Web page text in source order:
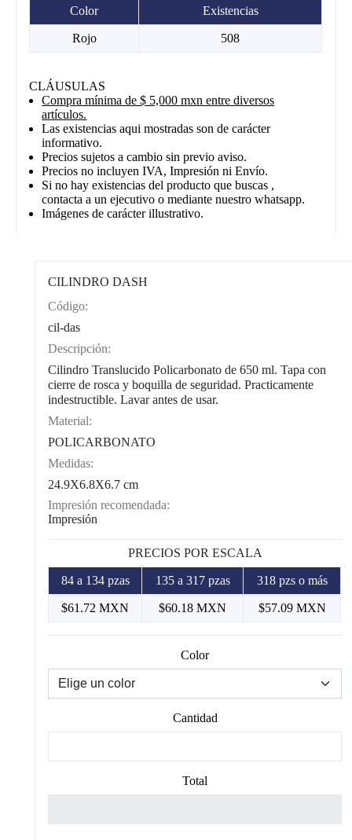
Color Existencias
Rojo 508
CLÁUSULAS
Compra mínima de $ 5,000 mxn entre diversos
artículos.
Las existencias aqui mostradas son de carácter
informativo.
Precios sujetos a cambio sin previo aviso.
Precios no incluyen IVA, Impresión ni Envío.
Si no hay existencias del producto que buscas ,
contacta a un ejecutivo o mediante nuestro whatsapp.
Imágenes de carácter illustrativo.
CILINDRO DASH
Código:
cil-das
Descripción:
Cilindro Translucido Policarbonato de 650 ml. Tapa con
cierre de rosca y boquilla de seguridad. Practicamente
indestructible. Lavar antes de usar.
Material:
POLICARBONATO
Medidas:
24.9X6.8X6.7 cm
Impresión recomendada:
Impresión
PRECIOS POR ESCALA
84 a 134 pzas 135 a 317 pzas 318 pzs o más
$61.72 MXN $60.18 MXN $57.09 MXN
Color
Cantidad
Total